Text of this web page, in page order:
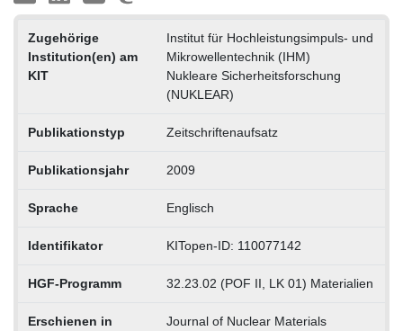
Zugehörige
Institution(en) am
KIT
Institut für Hochleistungsimpuls- und
Mikrowellentechnik (IHM)
Nukleare Sicherheitsforschung
(NUKLEAR)
Publikationstyp Zeitschriftenaufsatz
Publikationsjahr 2009
Sprache Englisch
Identifikator KITopen-ID: 110077142
HGF-Programm 32.23.02 (POF II, LK 01) Materialien
Erschienen in Journal of Nuclear Materials